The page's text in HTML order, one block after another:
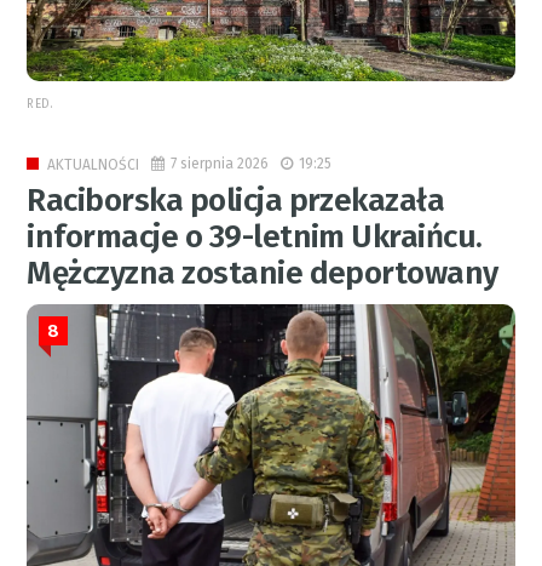
RED.
AKTUALNOŚCI 7 sierpnia 2026 19:25
Raciborska policja przekazała
informacje o 39-letnim Ukraińcu.
Mężczyzna zostanie deportowany
8